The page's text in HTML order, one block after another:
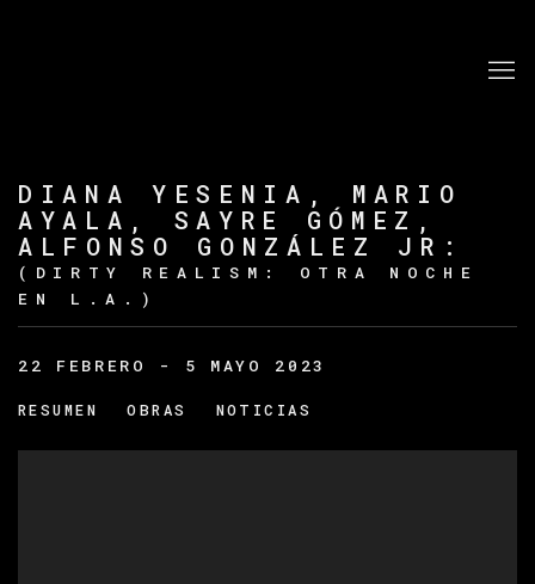
DIANA YESENIA, MARIO
AYALA, SAYRE GÓMEZ,
ALFONSO GONZÁLEZ JR :
(DIRTY REALISM: OTRA NOCHE
EN L.A.)
22 FEBRERO - 5 MAYO 2023
RESUMEN OBRAS NOTICIAS